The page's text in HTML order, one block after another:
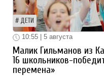
ДЕТИ
10:55 | 5 августа
Малик Гильманов из
16 школьников-
перемена»